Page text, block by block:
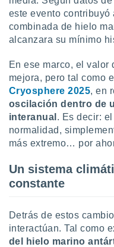
mediante
publicidad
publicidad
de
1199
este evento contribuyó
combinada de hielo
alcanzara su mínimo
En ese marco, el valor
mejora, pero tal como
Cryosphere 2025, en
oscilación dentro de
interanual . Es decir:
normalidad,
más extremo… por
Un sistema
constante
Detrás de estos
interactúan. Tal como
del hielo marino